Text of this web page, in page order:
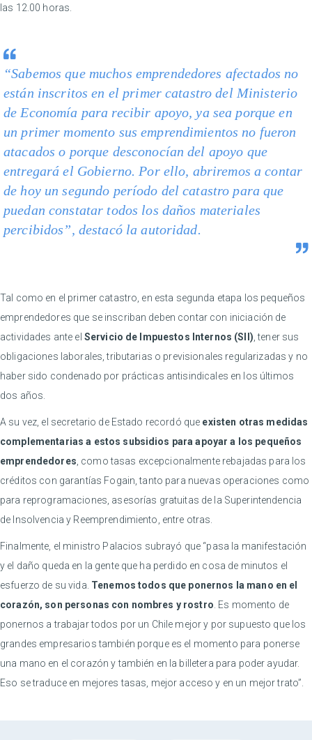
las 12.00 horas.
“Sabemos que muchos emprendedores afectados no
están inscritos en el primer catastro del Ministerio
de Economía para recibir apoyo, ya sea porque en
un primer momento sus emprendimientos no fueron
atacados o porque desconocían del apoyo que
entregará el Gobierno. Por ello, abriremos a contar
de hoy un segundo período del catastro para que
puedan constatar todos los daños materiales
percibidos”, destacó la autoridad.
Tal como en el primer catastro, en esta segunda etapa los pequeños
emprendedores que se inscriban deben contar con iniciación de
actividades ante el Servicio de Impuestos Internos (SII) , tener sus
obligaciones laborales, tributarias o previsionales regularizadas y no
haber sido condenado por prácticas antisindicales en los últimos
dos años.
A su vez, el secretario de Estado recordó que existen otras medidas
complementarias a estos subsidios para apoyar a los pequeños
emprendedores , como tasas excepcionalmente rebajadas para los
créditos con garantías Fogain, tanto para nuevas operaciones como
para reprogramaciones, asesorías gratuitas de la Superintendencia
de Insolvencia y Reemprendimiento, entre otras.
Finalmente, el ministro Palacios subrayó que “pasa la manifestación
y el daño queda en la gente que ha perdido en cosa de minutos el
esfuerzo de su vida. Tenemos todos que ponernos la mano en el
corazón, son personas con nombres y rostro . Es momento de
ponernos a trabajar todos por un Chile mejor y por supuesto que los
grandes empresarios también porque es el momento para ponerse
una mano en el corazón y también en la billetera para poder ayudar.
Eso se traduce en mejores tasas, mejor acceso y en un mejor trato”.